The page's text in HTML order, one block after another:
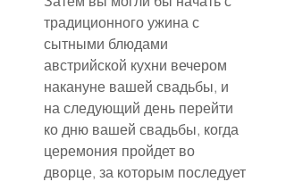
традиционного ужина с
сытными блюдами
австрийской кухни вечером
накануне вашей свадьбы, и
на следующий день перейти
ко дню вашей свадьбы, когда
церемония пройдет во
дворце, за которым последует